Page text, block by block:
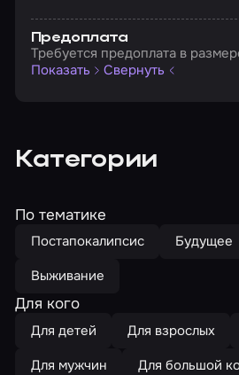
Предоплата
Требуется предоплата в
Показать
Свернуть
Категории
По тематике
Постапокалипсис Будущее
Выживание
Для кого
Для детей Для взрослых
Для мужчин
Для большой